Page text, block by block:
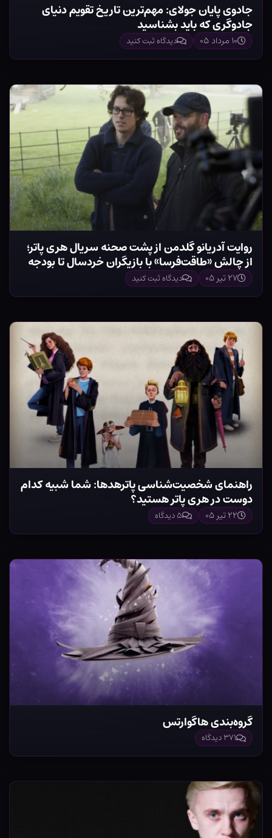
جادوی پایان جولای: مهم‌ترین تاریخ تقویم دنیای
جادوگری که باید بشناسید
۱۰ مرداد ۰۵ دیدگاه ثبت کنید
روایت آدریانو گلدمن از پشت صحنه سریال هری پاتر؛
از چالش «طاقت‌فرسا» با بازیگران خردسال تا بودجه
رکوردشکن HBO
۲۷ تیر ۰۵ دیدگاه ثبت کنید
راهنمای شخصیت‌شناسی پاترهدها: شما شبیه کدام
دوست در هری پاتر هستید؟
۲۲ تیر ۰۵ ۵ دیدگاه
گروه‌بندی هاگوارتس
۳۷۱ دیدگاه